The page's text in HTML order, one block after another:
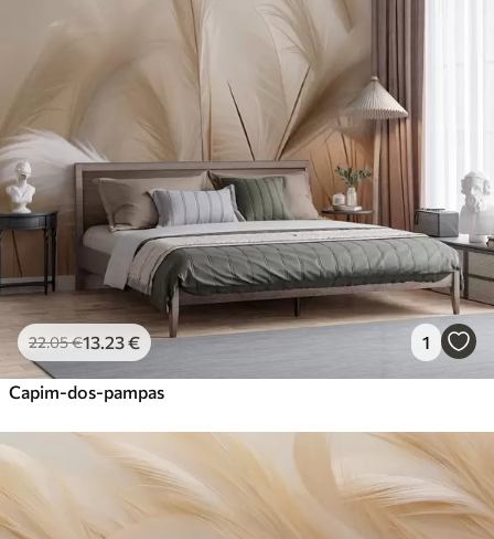
22.05€13 .23€ 1
Capim-dos-pampas